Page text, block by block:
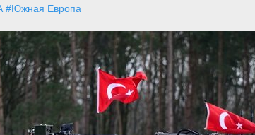
#Южная Европа